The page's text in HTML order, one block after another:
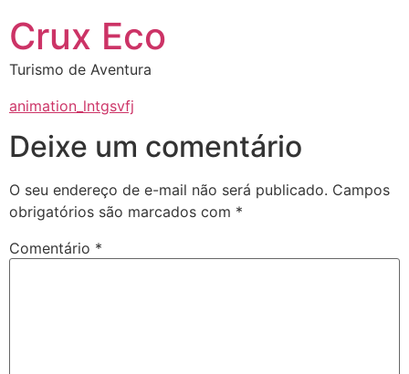
Crux Eco
Turismo de Aventura
animation_lntgsvfj
Deixe um comentário
O seu endereço de e-mail não será publicado. Campos
obrigatórios são marcados com *
Comentário *